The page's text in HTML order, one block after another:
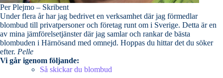
Per Plejmo – Skribent
Under flera år har jag bedrivet en verksamhet där jag förmedlar
blombud till privatpersoner och företag runt om i Sverige. Detta är en
av mina jämförelsetjänster där jag samlar och rankar de bästa
blombuden i Härnösand med omnejd. Hoppas du hittar det du söker
efter. Pelle
Vi går igenom följande:
Så skickar du blombud